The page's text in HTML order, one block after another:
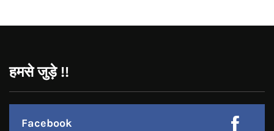
हमसे जुड़े !!
Facebook